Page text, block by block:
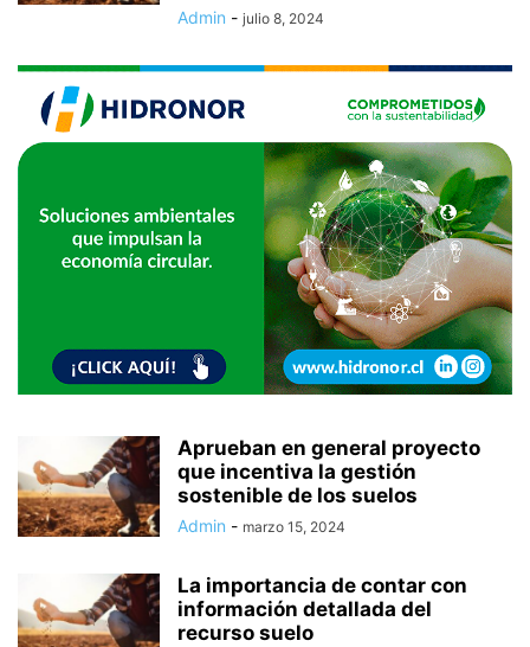
Admin - julio 8, 2024
Aprueban en general proyecto
que incentiva la gestión
sostenible de los suelos
Admin - marzo 15, 2024
La importancia de contar con
información detallada del
recurso suelo